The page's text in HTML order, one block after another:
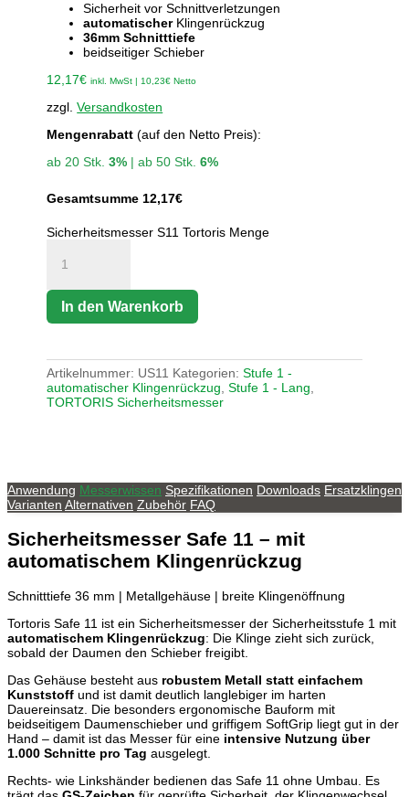
Sicherheit vor Schnittverletzungen
automatischerKlingenrückzug
36mm Schnitttiefe
beidseitiger Schieber
12,17€ inkl. MwSt |10,23€ Netto
zzgl.Versandkosten
Mengenrabatt (auf den Netto Preis):
ab 20 Stk.3% | ab 50 Stk.6%
Gesamtsumme 12,17€
Sicherheitsmesser S11 Tortoris Menge
In den Warenkorb
Artikelnummer: US11 Kategorien:Stufe 1 -
automatischer Klingenrückzug ,Stufe 1 - Lang
TORTORIS Sicherheitsmesser
Anwendung Messerwissen Spezifikationen Downloads Ersatzklingen
Varianten Alternativen Zubehör FAQ
Sicherheitsmesser Safe 11 – mit
automatischem Klingenrückzug
Schnitttiefe 36 mm | Metallgehäuse | breite Klingenöffnung
Tortoris Safe 11 ist ein Sicherheitsmesser der Sicherheitsstufe 1 mit
automatischem Klingenrückzug: Die Klinge zieht sich zurück,
sobald der Daumen den Schieber freigibt.
Das Gehäuse besteht aus robustem Metall statt einfachem
Kunststoff und ist damit deutlich langlebiger im harten
Dauereinsatz. Die besonders ergonomische Bauform mit
beidseitigem Daumenschieber und griffigem SoftGrip liegt gut in der
Hand – damit ist das Messer für eine intensive Nutzung über
1.000 Schnitte pro Tag ausgelegt.
Rechts- wie Linkshänder bedienen das Safe 11 ohne Umbau. Es